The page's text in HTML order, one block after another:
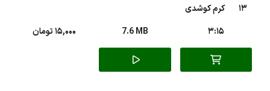
13
کرم کوشدی
3:15
7.6 MB 15,000 تومان